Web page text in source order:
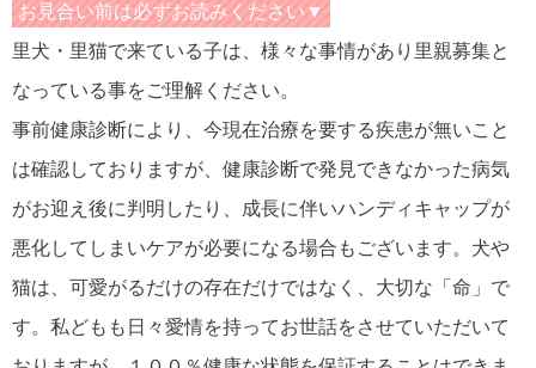
お見合い前は必ずお読みください▼
里犬・里猫で来ている子は、様々な事情があり里親募集と
なっている事をご理解ください。
事前健康診断により、今現在治療を要する疾患が無いこと
は確認しておりますが、健康診断で発見できなかった病気
がお迎え後に判明したり、成長に伴いハンディキャップが
悪化してしまいケアが必要になる場合もございます。犬や
猫は、可愛がるだけの存在だけではなく、大切な「命」で
す。私どもも日々愛情を持ってお世話をさせていただいて